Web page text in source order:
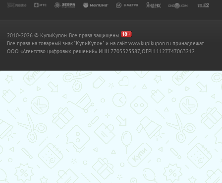
2010-2026 © КупиКупон. Все права защищены.
Все права на товарный знак "КупиКупон" и на сайт www.kupikupon.ru принадлежат
OOO «Агентство цифровых решений» ИНН 7705523387, ОГРН 1127747063212